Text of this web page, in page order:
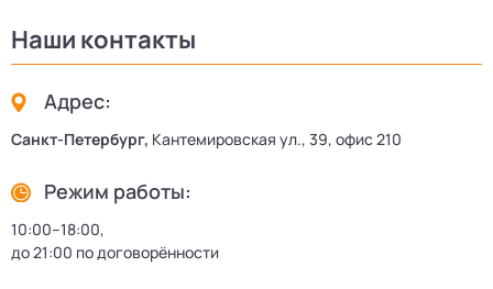
Наши контакты
Адрес:
Санкт-Петербург, Кантемировская ул., 39, офис 210
Режим работы:
10:00–18:00,
до 21:00 по договорённости